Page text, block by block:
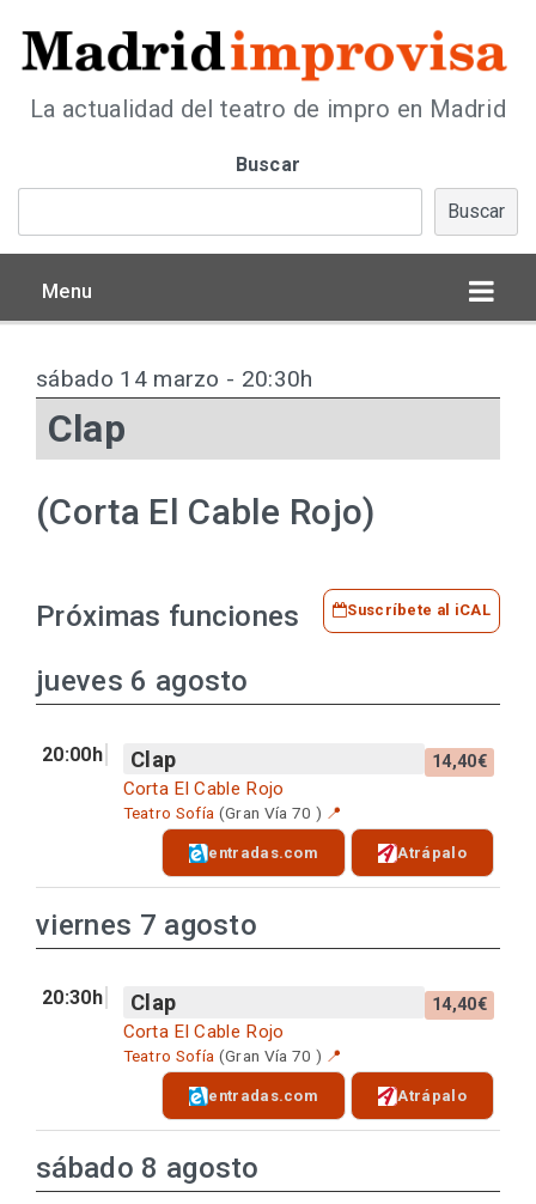
La actualidad del teatro de impro en Madrid
Buscar
Buscar
Menu
sábado 14 marzo - 20:30h
Clap
(Corta El Cable Rojo)
Próximas funciones Suscríbete al iCAL
jueves 6 agosto
20:00h Clap 14,40€
Corta El Cable Rojo
Teatro Sofía (Gran Vía 70 ) 📍
entradas.com Atrápalo
viernes 7 agosto
20:30h Clap 14,40€
Corta El Cable Rojo
Teatro Sofía (Gran Vía 70 ) 📍
entradas.com Atrápalo
sábado 8 agosto